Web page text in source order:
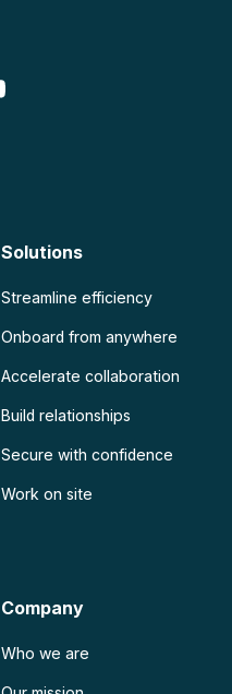
Solutions
Streamline efficiency
Onboard from anywhere
Accelerate collaboration
Build relationships
Secure with confidence
Work on site
Company
Who we are